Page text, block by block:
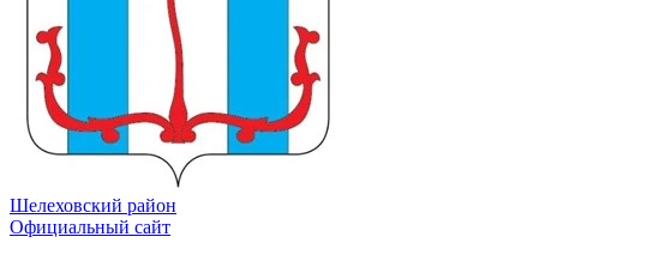
Шелеховский район
Официальный сайт